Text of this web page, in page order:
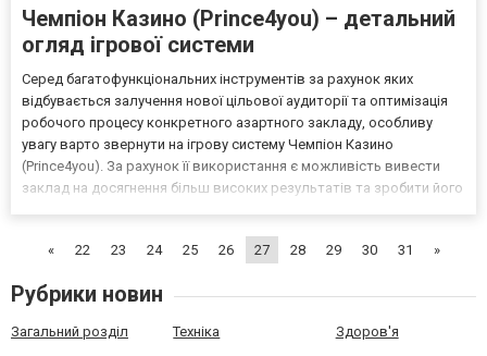
Чемпіон Казино (Prince4you) – детальний
огляд ігрової системи
Серед багатофункціональних інструментів за рахунок яких
відбувається залучення нової цільової аудиторії та оптимізація
робочого процесу конкретного азартного закладу, особливу
увагу варто звернути на ігрову систему Чемпіон Казино
(Prince4you). За рахунок її використання є можливість вивести
заклад на досягнення більш високих результатів та зробити його
програмн...
« 22 23 24 25 26 27 28 29 30 31 »
Рубрики новин
Загальний розділ Техніка Здоров'я